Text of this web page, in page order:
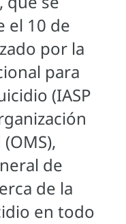
el 10 de
por la
para
(IASP
de
de la
en todo